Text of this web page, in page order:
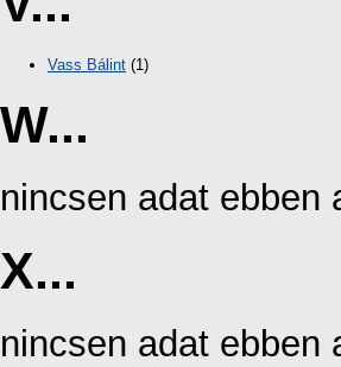
Vass Bálint (1)
W...
nincsen adat ebben
X...
nincsen adat ebben